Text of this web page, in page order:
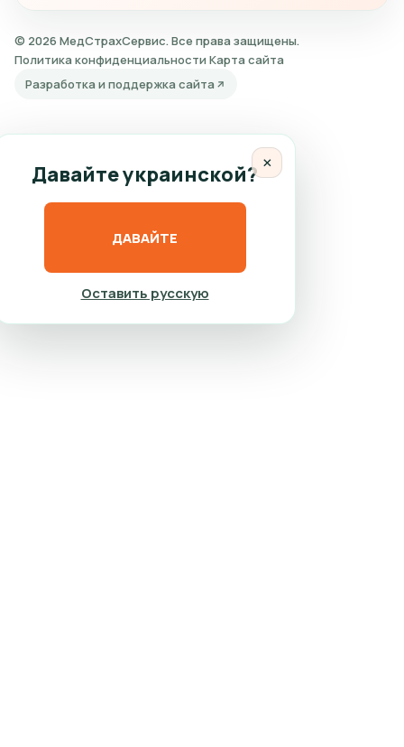
© 2026 МедСтрахСервис. Все права защищены.
Политика конфиденциальности Карта сайта
Разработка и поддержка сайта
×
Давайте украинской?
ДАВАЙТЕ
Оставить русскую